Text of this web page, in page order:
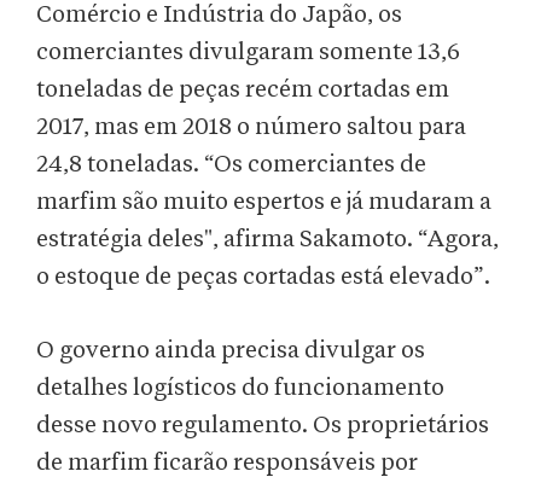
Comércio e Indústria do Japão, os
comerciantes divulgaram somente 13,6
toneladas de peças recém cortadas em
2017, mas em 2018 o número saltou para
24,8 toneladas. “Os comerciantes de
marfim são muito espertos e já mudaram a
estratégia deles", afirma Sakamoto. “Agora,
o estoque de peças cortadas está elevado”.
O governo ainda precisa divulgar os
detalhes logísticos do funcionamento
desse novo regulamento. Os proprietários
de marfim ficarão responsáveis por